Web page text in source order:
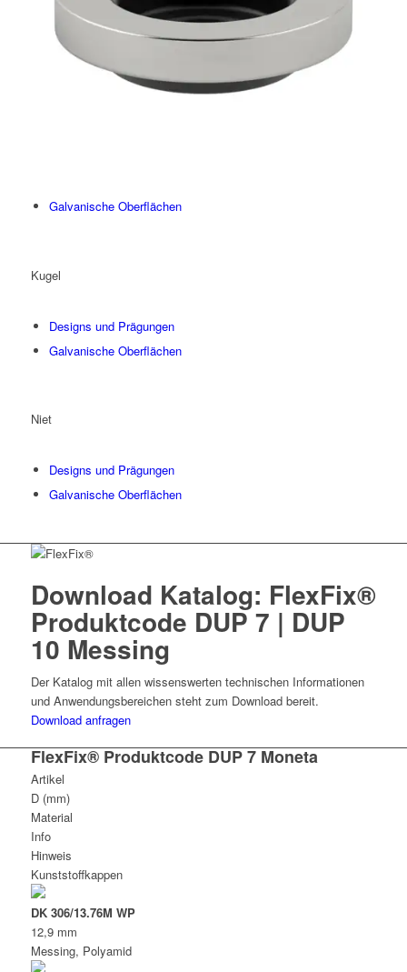
Galvanische Oberflächen
Kugel
Designs und Prägungen
Galvanische Oberflächen
Niet
Designs und Prägungen
Galvanische Oberflächen
Download Katalog: FlexFix®
Produktcode DUP 7 | DUP
10 Messing
Der Katalog mit allen wissenswerten technischen Informationen
und Anwendungsbereichen steht zum Download bereit.
Download anfragen
FlexFix® Produktcode DUP 7 Moneta
Artikel
D (mm)
Material
Info
Hinweis
Kunststoffkappen
DK 306/13.76M WP
12,9 mm
Messing, Polyamid